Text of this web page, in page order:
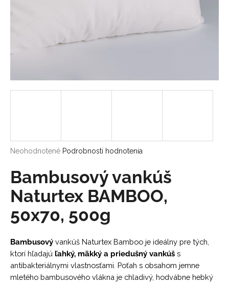
Priemerné
produktu
je
0,0
hviezdičiek.
Neohodnotené Podrobnosti hodnotenia
Bambusový vankúš
Naturtex BAMBOO,
50x70, 500g
Bambusový vankúš Naturtex Bamboo je ideálny pre tých,
ktorí hľadajú ľahký, mäkký a priedušný vankúš s
antibakteriálnymi vlastnosťami. Poťah s obsahom jemne
mletého bambusového vlákna je chladivý, hodvábne hebký
ť
d
p
o
r
ú
a
m
e